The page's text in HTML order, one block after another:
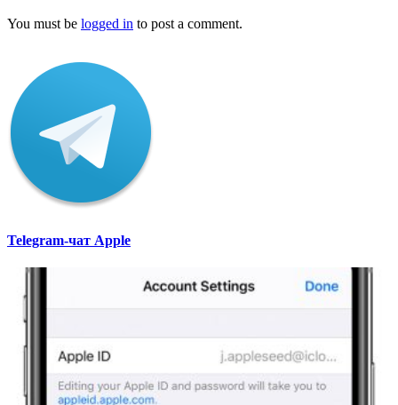
You must be logged in to post a comment.
Telegram-чат Apple